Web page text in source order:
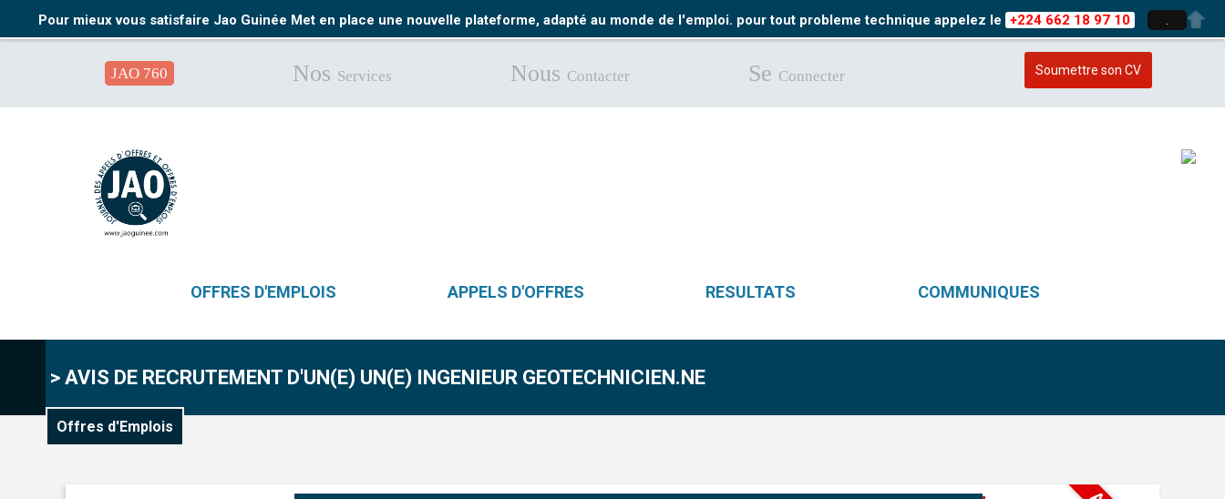
Pour mieux vous satisfaire Jao Guinée Met en place une nouvelle plateforme, adapté au monde de l'emploi. pour tout probleme technique appelez le +224 662 18 97 10
JAO 760 Nos Services Nous Contacter Se Connecter Soumettre son CV
OFFRES D'EMPLOIS APPELS D'OFFRES RESULTATS COMMUNIQUES
> AVIS DE RECRUTEMENT D'UN(E) UN(E) INGENIEUR GEOTECHNICIEN.NE
Offres d'Emplois